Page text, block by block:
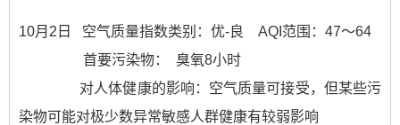
10月2日 空气质量指数类别：优- 良 AQI范围：47～64
首要污染物： 臭氧8小时
对人体健康的影响：空气质量可接受，但某些污
染物可能对极少数异常敏感人群健康有较弱影响